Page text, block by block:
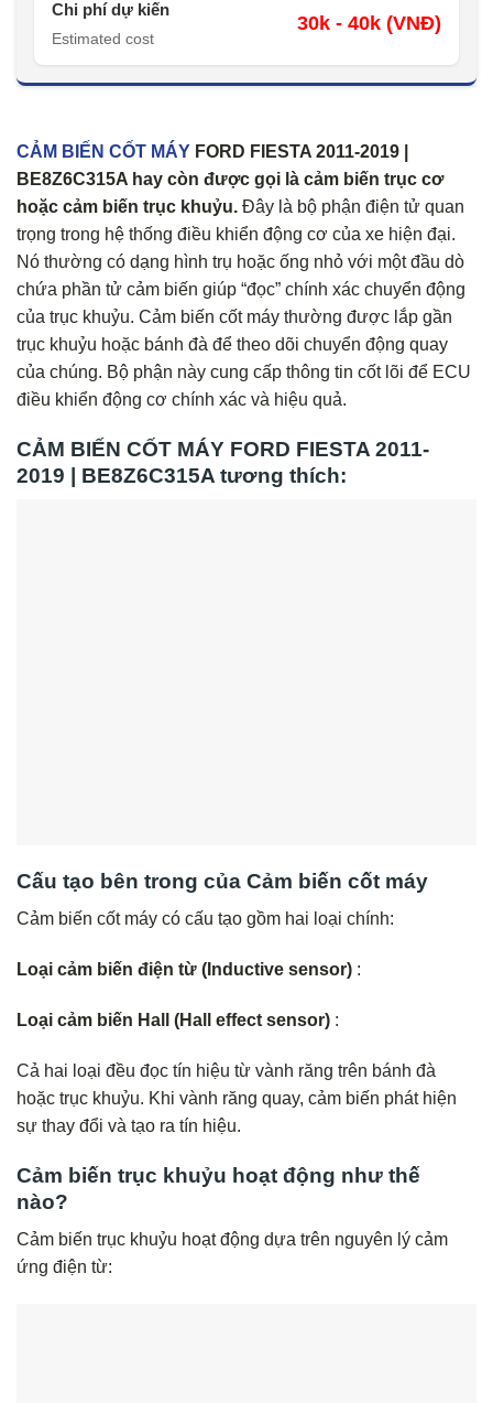
Chi phí dự kiến
Estimated cost
30k - 40k (VNĐ)
CẢM BIẾN CỐT MÁY FORD FIESTA 2011-2019 |
BE8Z6C315A hay còn được gọi là cảm biến trục cơ
hoặc cảm biến trục khuỷu. Đây là bộ phận điện tử quan
trọng trong hệ thống điều khiển động cơ của xe hiện đại.
Nó thường có dạng hình trụ hoặc ống nhỏ với một đầu dò
chứa phần tử cảm biến giúp “đọc” chính xác chuyển động
của trục khuỷu. Cảm biến cốt máy thường được lắp gần
trục khuỷu hoặc bánh đà để theo dõi chuyển động quay
của chúng. Bộ phận này cung cấp thông tin cốt lõi để ECU
điều khiển động cơ chính xác và hiệu quả.
CẢM BIẾN CỐT MÁY FORD FIESTA 2011-
2019 | BE8Z6C315A tương thích:
Cấu tạo bên trong của Cảm biến cốt máy
Cảm biến cốt máy có cấu tạo gồm hai loại chính:
Loại cảm biến điện từ (Inductive sensor) :
Loại cảm biến Hall (Hall effect sensor) :
Cả hai loại đều đọc tín hiệu từ vành răng trên bánh đà
hoặc trục khuỷu. Khi vành răng quay, cảm biến phát hiện
sự thay đổi và tạo ra tín hiệu.
Cảm biến trục khuỷu hoạt động như thế
nào?
Cảm biến trục khuỷu hoạt động dựa trên nguyên lý cảm
ứng điện từ: